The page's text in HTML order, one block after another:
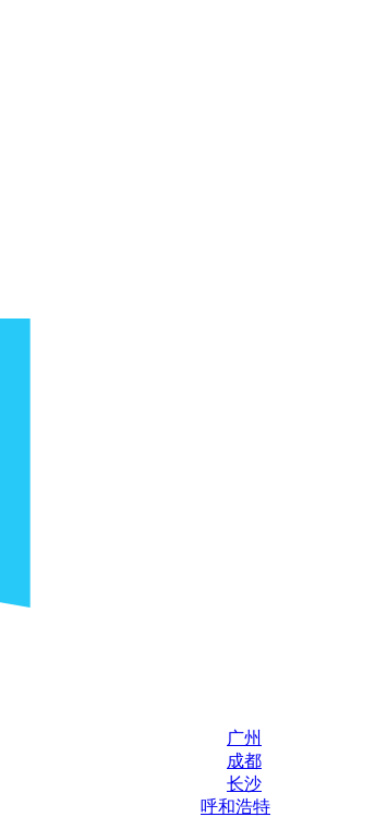
广州
成都
长沙
呼和浩特